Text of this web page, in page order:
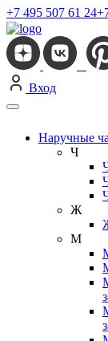
+7 495 507 61 24
Вход
Наручные
Ч
Ж
М